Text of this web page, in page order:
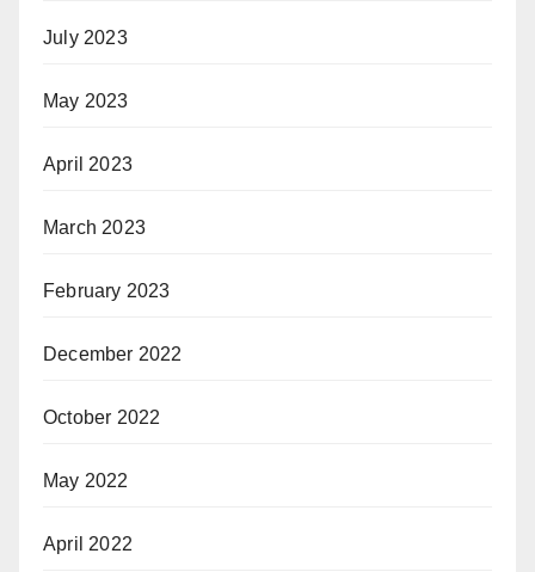
July 2023
May 2023
April 2023
March 2023
February 2023
December 2022
October 2022
May 2022
April 2022